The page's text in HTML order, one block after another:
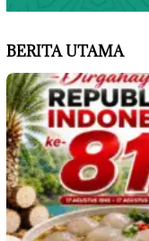
BERITA UTAMA